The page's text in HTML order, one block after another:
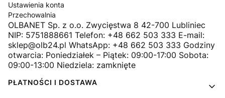
Ustawienia konta
Przechowalnia
OLBANET Sp. z o.o. Zwycięstwa 8 42-700 Lubliniec
NIP: 5751888661 Telefon: +48 662 503 333 E-mail:
sklep@olb24.pl WhatsApp: +48 662 503 333 Godziny
otwarcia: Poniedziałek – Piątek: 09:00-17:00 Sobota:
09:00-13:00 Niedziela: zamknięte
PŁATNOŚCI I DOSTAWA